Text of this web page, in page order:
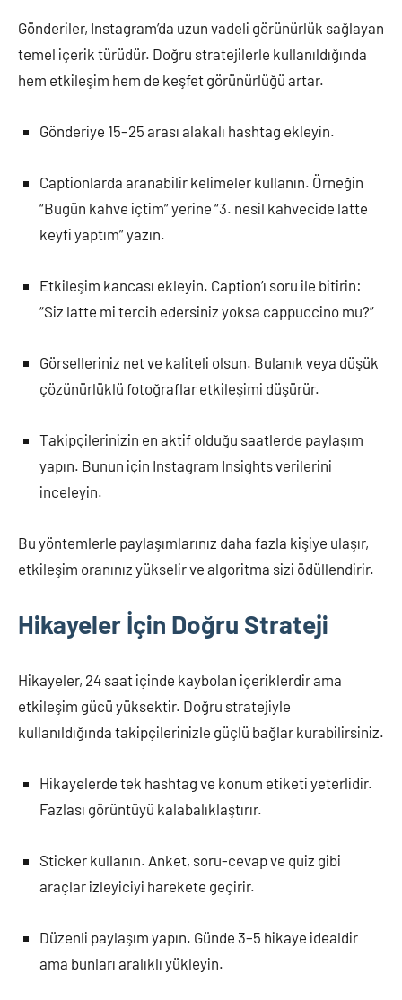
Gönderiler, Instagram’da uzun vadeli görünürlük sağlayan
temel içerik türüdür. Doğru stratejilerle kullanıldığında
hem etkileşim hem de keşfet görünürlüğü artar.
Gönderiye 15–25 arası alakalı hashtag ekleyin.
Captionlarda aranabilir kelimeler kullanın. Örneğin
“Bugün kahve içtim” yerine “3. nesil kahvecide latte
keyfi yaptım” yazın.
Etkileşim kancası ekleyin. Caption’ı soru ile bitirin:
“Siz latte mi tercih edersiniz yoksa cappuccino mu?”
Görselleriniz net ve kaliteli olsun. Bulanık veya düşük
çözünürlüklü fotoğraflar etkileşimi düşürür.
Takipçilerinizin en aktif olduğu saatlerde paylaşım
yapın. Bunun için Instagram Insights verilerini
inceleyin.
Bu yöntemlerle paylaşımlarınız daha fazla kişiye ulaşır,
etkileşim oranınız yükselir ve algoritma sizi ödüllendirir.
Hikayeler İçin Doğru Strateji
Hikayeler, 24 saat içinde kaybolan içeriklerdir ama
etkileşim gücü yüksektir. Doğru stratejiyle
kullanıldığında takipçilerinizle güçlü bağlar kurabilirsiniz.
Hikayelerde tek hashtag ve konum etiketi yeterlidir.
Fazlası görüntüyü kalabalıklaştırır.
Sticker kullanın. Anket, soru-cevap ve quiz gibi
araçlar izleyiciyi harekete geçirir.
Düzenli paylaşım yapın. Günde 3–5 hikaye idealdir
ama bunları aralıklı yükleyin.